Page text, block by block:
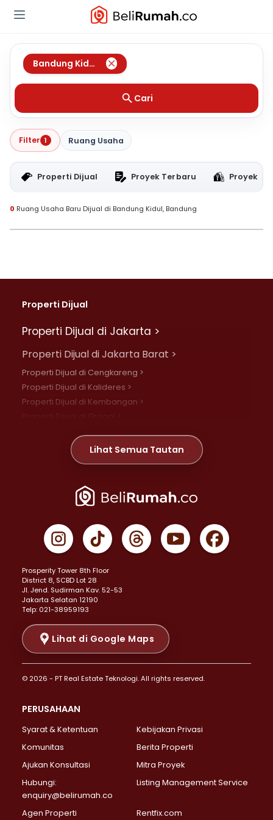
Bandung Kidul Bandung
Cari
Filter 1 Ruang Usaha
Properti Dijual Proyek Terbaru Proyek
0 Ruang Usaha Baru Dijual di Bandung Kidul, Bandung
Properti Dijual
Properti Dijual di Jakarta >
Properti Dijual di Jakarta Barat >
Properti Dijual di Cengkareng >
Properti Dijual di Kalideres >
Properti Dijual di Kembangan >
Properti Dijual di Meruya >
Properti Dijual di Jelambar >
Properti Dijual di Jakarta Pusat >
Properti Dijual di Gambir >
Properti Dijual di Johar Baru >
Properti Dijual di Menteng >
Properti Dijual di Senen >
Properti Dijual di Tanah Abang >
Properti Dijual di Cikini >
Properti Dijual di Kramat >
Properti Dijual di Pasar Baru >
Properti Dijual di Bendungan Hilir >
Properti Dijual di Jakarta Selatan >
Properti Dijual di Lebak Bulus >
Properti Dijual di Gandaria Selatan >
Properti Dijual di Pondok Labu >
Properti Dijual di Lenteng Agung >
Properti Dijual di Senayan >
Properti Dijual di Pondok Pinang >
Lihat Semua Tautan
Prosperity Tower 8th Floor
District 8, SCBD Lot 28
JI. Jend. Sudirman Kav. 52-53
Jakarta Selatan 12190
Telp: 021-38959193
Lihat di Google Maps
© 2026 - PT Real Estate Teknologi. All rights reserved.
PERUSAHAAN
Syarat & Ketentuan
Kebijakan Privasi
Komunitas
Berita Properti
Ajukan Konsultasi
Mitra Proyek
Hubungi:
enquiry@belirumah.co
Listing Management Service
Agen Properti Rentfix.com